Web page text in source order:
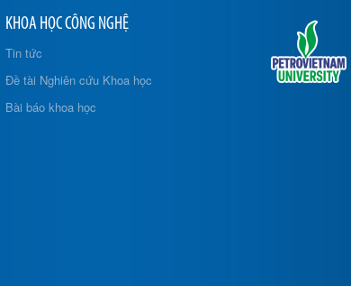
KHOA HỌC CÔNG NGHỆ
Tin tức
Đề tài Nghiên cứu Khoa học
Bài báo khoa học